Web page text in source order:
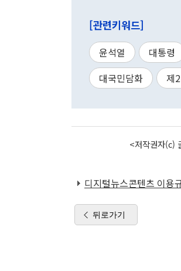
[관련키워드]
윤석열 대통령
대국민담화
제
<저작권자(c)
디지털뉴스콘텐츠 이용
뒤로가기